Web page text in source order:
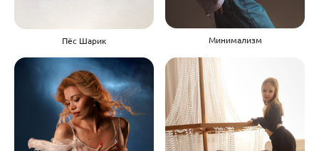
Пёс Шарик Минимализм